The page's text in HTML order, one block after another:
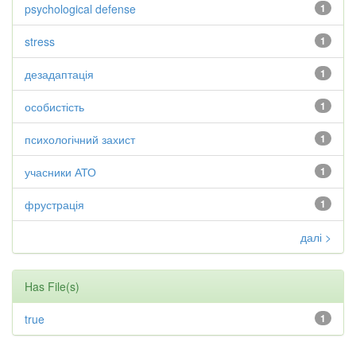
1
psychological defense
1
stress
1
дезадаптація
1
особистість
1
психологічний захист
1
учасники АТО
1
фрустрація
далі >
Has File(s)
1
true